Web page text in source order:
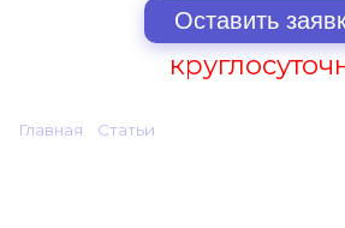
Услуги и стоимость
Оставить
Главная Статьи